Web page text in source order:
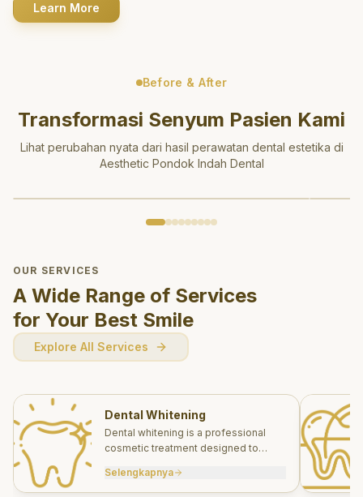
Learn More
Before & After
Transformasi Senyum Pasien Kami
Lihat perubahan nyata dari hasil perawatan dental estetika di
Aesthetic Pondok Indah Dental
OUR SERVICES
A Wide Range of Services
for Your Best Smile
Explore All Services
Dental Whitening
Dental whitening is a professional
cosmetic treatment designed to
effectively.
Selengkapnya